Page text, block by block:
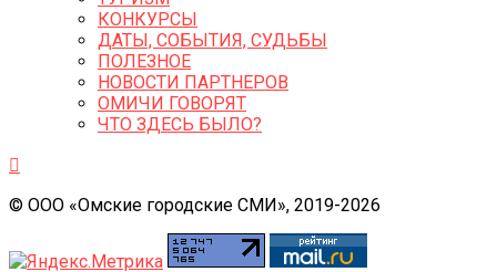
КОНКУРСЫ
ДАТЫ, СОБЫТИЯ, СУДЬБЫ
ПОЛЕЗНОЕ
НОВОСТИ ПАРТНЕРОВ
ОМИЧИ ГОВОРЯТ
ЧТО ЗДЕСЬ БЫЛО?
© ООО «Омские городские СМИ», 2019-2026